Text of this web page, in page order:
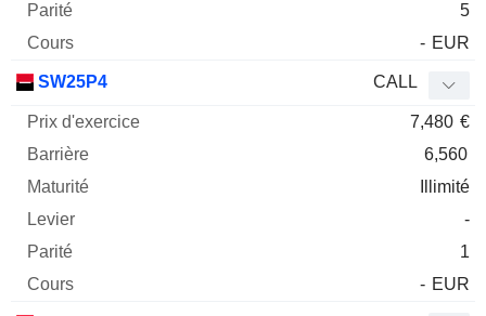
5
- EUR
SW25P4 CALL
7,480 €
6,560
Illimité
-
1
- EUR